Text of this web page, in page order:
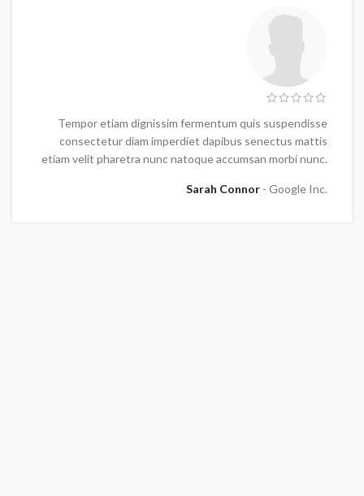
Tempor etiam dignissim fermentum quis suspendisse
consectetur diam imperdiet dapibus senectus mattis
etiam velit pharetra nunc natoque accumsan morbi nunc.
Sarah Connor Google Inc.